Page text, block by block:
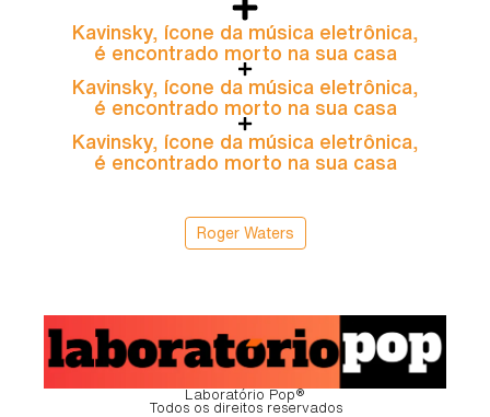
Kavinsky, ícone da música eletrônica,
é encontrado morto na sua casa
Kavinsky, ícone da música eletrônica,
é encontrado morto na sua casa
Kavinsky, ícone da música eletrônica,
é encontrado morto na sua casa
Roger Waters
Laboratório Pop®
Todos os direitos reservados